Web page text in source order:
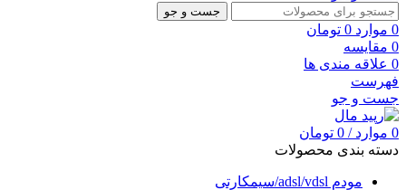
جست و جو
0 موارد 0 تومان
0 مقایسه
0 علاقه مندی ها
فهرست
جست و جو
0 موارد /
0 تومان
دسته بندی محصولات
مودم adsl/vdsl/سیمکارتی